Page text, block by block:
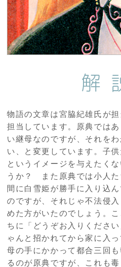
解
物語の文章は宮脇紀雄氏が
担当しています。原典では
い継母なのですが、それを
い、と変更しています。子
というイメージを与えたく
うか？ また原典では小人た
間に白雪姫が勝手に入り込
のですが、それじゃ不法侵
めた方がいたのでしょう。
ちに「どうぞお入りくださ
ゃんと招かれてから家に入
母の手にかかって都合三回
るのが原典ですが、これも